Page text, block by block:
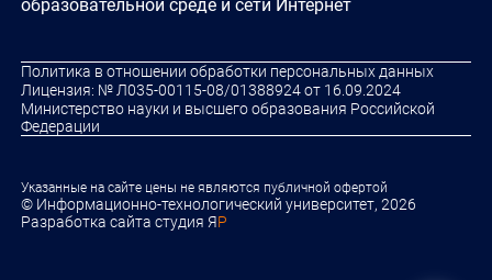
образовательной среде и сети Интернет
Политика в отношении обработки персональных данных
Лицензия: № Л035-00115-08/01388924 от 16.09.2024
Министерство науки и высшего образования Российской
Федерации
Указанные на сайте цены не являются публичной офертой
© Информационно-технологический университет, 2026
Разработка сайта студия ЯР